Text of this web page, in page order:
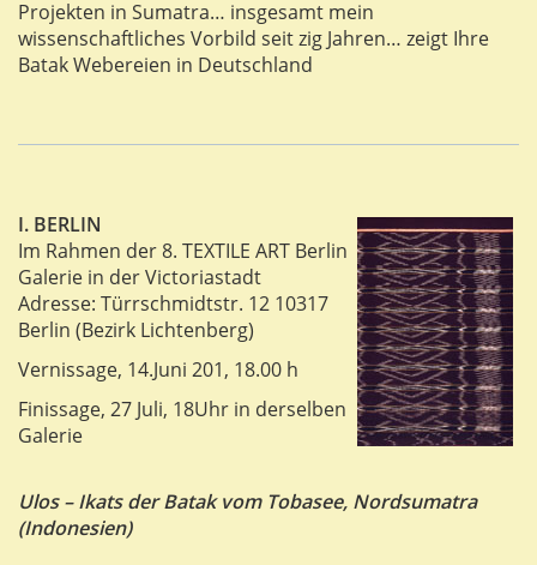
Projekten in Sumatra… insgesamt mein
wissenschaftliches Vorbild seit zig Jahren… zeigt Ihre
Batak Webereien in Deutschland
I. BERLIN
Im Rahmen der 8. TEXTILE ART Berlin
Galerie in der Victoriastadt
Adresse: Türrschmidtstr. 12 10317
Berlin (Bezirk Lichtenberg)
Vernissage, 14.Juni 201, 18.00 h
Finissage, 27 Juli, 18Uhr in derselben
Galerie
Ulos – Ikats der Batak vom Tobasee, Nordsumatra
(Indonesien)